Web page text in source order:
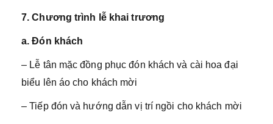
7. Chương trình lễ khai trương
a. Đón khách
– Lễ tân mặc đồng phục đón khách và cài hoa đại
biểu lên áo cho khách mời
– Tiếp đón và hướng dẫn vị trí ngồi cho khách mời